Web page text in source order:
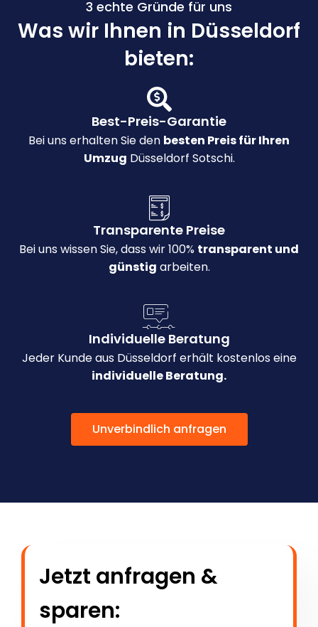
3 echte Gründe für uns
Was wir Ihnen in Düsseldorf
bieten:
Best-Preis-Garantie
Bei uns erhalten Sie den besten Preis für Ihren
Umzug Düsseldorf Sotschi.
Transparente Preise
Bei uns wissen Sie, dass wir 100% transparent und
günstig arbeiten.
Individuelle Beratung
Jeder Kunde aus Düsseldorf erhält kostenlos eine
individuelle Beratung.
Unverbindlich anfragen
Jetzt anfragen &
sparen: